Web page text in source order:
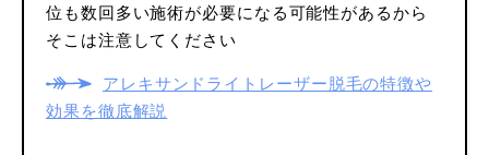
位も数回多い施術が必要になる可能性があるから
そこは注意してください
アレキサンドライトレーザー脱毛の特徴や
効果を徹底解説